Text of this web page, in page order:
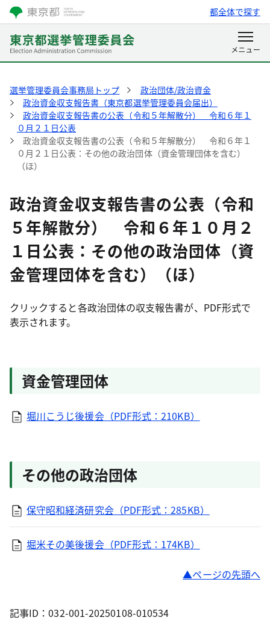
都全体で探す
選挙管理委員会事務局トップ
政治団体/政治資金
政治資金収支報告書（東京都選挙管理委員会届出）
政治資金収支報告書の公表（令和５年解散分） 令和６年１
０月２１日公表
政治資金収支報告書の公表（令和５年解散分） 令和６年１
０月２１日公表：その他の政治団体（資金管理団体を含む）
（ほ）
政治資金収支報告書の公表（令和
５年解散分） 令和６年１０月２
１日公表：その他の政治団体（資
金管理団体を含む）（ほ）
クリックすると各政治団体の収支報告書が、PDF形式で
表示されます。
資金管理団体
堀川こうじ後援会（PDF形式：210KB）
その他の政治団体
保守昭和経済研究会（PDF形式：285KB）
堀米その美後援会（PDF形式：174KB）
ページの先頭へ
記事ID：032-001-20250108-010534